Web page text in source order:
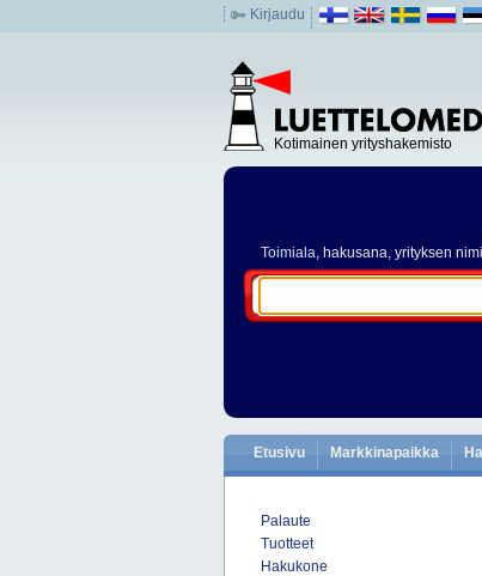
Kirjaudu
Kotimainen yrityshakemisto
Toimiala, hakusana, yrityksen nimi
Etusivu Markkinapaikka
Palaute
Tuotteet
Hakukone